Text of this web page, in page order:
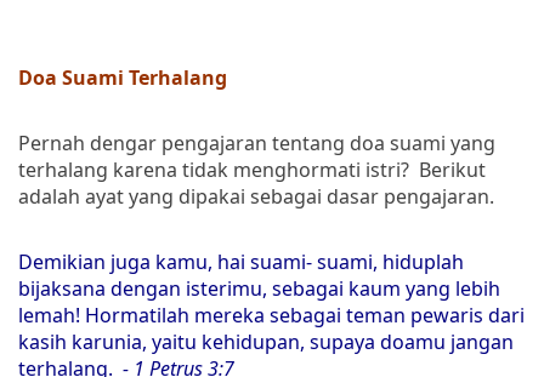
Doa Suami Terhalang
Pernah dengar pengajaran tentang doa suami yang
terhalang karena tidak menghormati istri? Berikut
adalah ayat yang dipakai sebagai dasar pengajaran.
Demikian juga kamu, hai suami- suami, hiduplah
bijaksana dengan isterimu, sebagai kaum yang lebih
lemah! Hormatilah mereka sebagai teman pewaris dari
kasih karunia, yaitu kehidupan, supaya doamu jangan
terhalang. - 1 Petrus 3:7